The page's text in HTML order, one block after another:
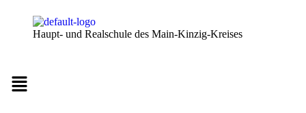
Haupt- und Realschule des Main-Kinzig-Kreises
Menü